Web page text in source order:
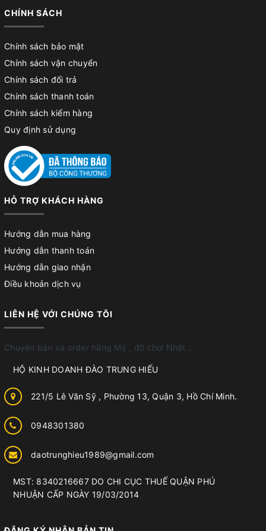
CHÍNH SÁCH
Chính sách bảo mật
Chính sách vận chuyển
Chính sách đổi trả
Chính sách thanh toán
Chính sách kiểm hàng
Quy định sử dụng
HỖ TRỢ KHÁCH HÀNG
Hướng dẫn mua hàng
Hướng dẫn thanh toán
Hướng dẫn giao nhận
Điều khoản dịch vụ
LIÊN HỆ VỚI CHÚNG TÔI
Chuyên bán và order hàng Mỹ , đồ chơi Nhật ...
HỘ KINH DOANH ĐÀO TRUNG HIẾU
221/5 Lê Văn Sỹ , Phường 13, Quận 3, Hồ Chí Minh.
0948301380
daotrunghieu1989@gmail.com
MST: 8340216667 DO CHI CỤC THUẾ QUẬN PHÚ
NHUẬN CẤP NGÀY 19/03/2014